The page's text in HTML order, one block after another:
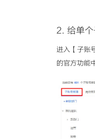
2. 给单
进入【子账
的官方功能